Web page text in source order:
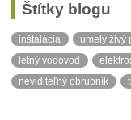
Štítky blogu
inštalácia umelý živý
letný vodovod
neviditeľný obrubník